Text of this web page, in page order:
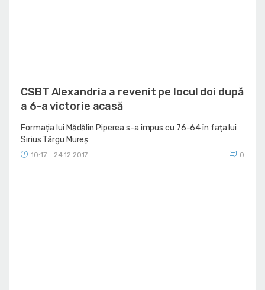
CSBT Alexandria a revenit pe locul doi după
a 6-a victorie acasă
Formația lui Mădălin Piperea s-a impus cu 76-64 în fața lui
Sirius Târgu Mureș
10:17 24.12.2017 0